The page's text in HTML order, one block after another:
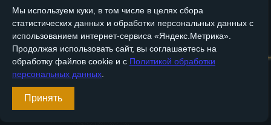
Оренбург
Пермь
Мы используем куки, в том числе в целях сбора
статистических данных и обработки персональных данных с
использованием интернет-сервиса «Яндекс.Метрика».
Продолжая использовать сайт, вы соглашаетесь на
обработку файлов cookie и с Политикой обработки
персональных данных
Принять
Главная О компании Медные изделия Бронзовые изделия
Доставка и оплата Контакты
Вход